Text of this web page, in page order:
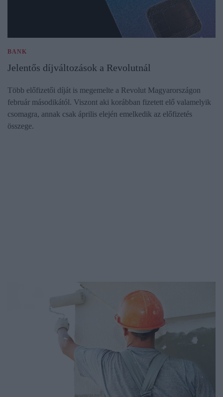
BANK
Jelentős díjváltozások a Revolutnál
Több előfizetői díját is megemelte a Revolut Magyarországon
február másodikától. Viszont aki korábban fizetett elő valamelyik
csomagra, annak csak április elején emelkedik az előfizetés
összege.